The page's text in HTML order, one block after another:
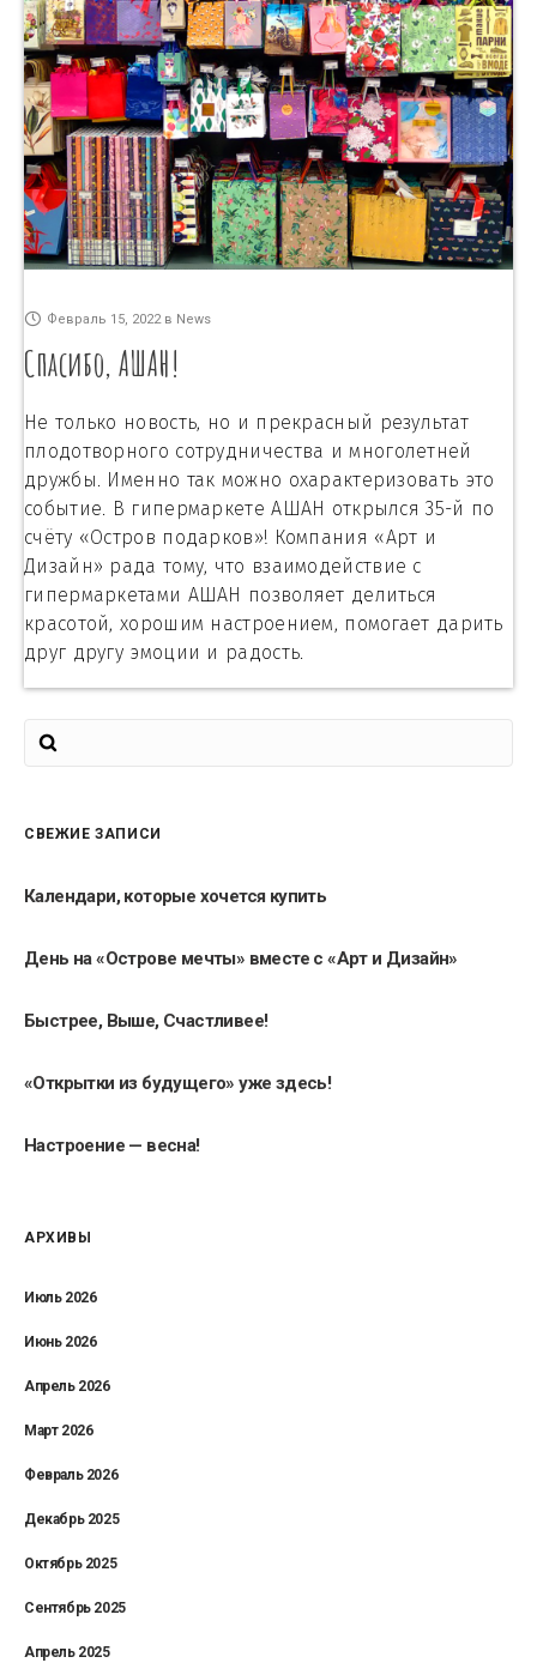
Февраль 15, 2022 в News
Спасибо, АШАН!
Не только новость, но и прекрасный результат
плодотворного сотрудничества и многолетней
дружбы. Именно так можно охарактеризовать это
событие. В гипермаркете АШАН открылся 35-й по
счёту «Остров подарков»! Компания «Арт и
Дизайн» рада тому, что взаимодействие с
гипермаркетами АШАН позволяет делиться
красотой, хорошим настроением, помогает дарить
друг другу эмоции и радость.
СВЕЖИЕ ЗАПИСИ
Календари, которые хочется купить
День на «Острове мечты» вместе с «Арт и Дизайн»
Быстрее, Выше, Счастливее!
«Открытки из будущего» уже здесь!
Настроение — весна!
АРХИВЫ
Июль 2026
Июнь 2026
Апрель 2026
Март 2026
Февраль 2026
Декабрь 2025
Октябрь 2025
Сентябрь 2025
Апрель 2025